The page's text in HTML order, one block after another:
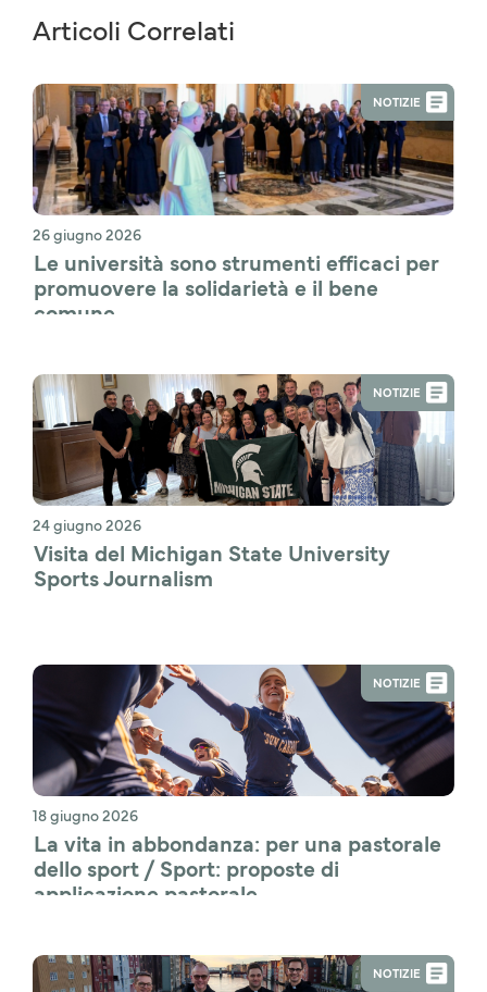
Articoli Correlati
NOTIZIE
26 giugno 2026
Le università sono strumenti efficaci per
promuovere la solidarietà e il bene
comune
NOTIZIE
24 giugno 2026
Visita del Michigan State University
NOTIZIE
18 giugno 2026
La vita in abbondanza: per una pastorale
dello sport / Sport: proposte di
applicazione pastorale
NOTIZIE